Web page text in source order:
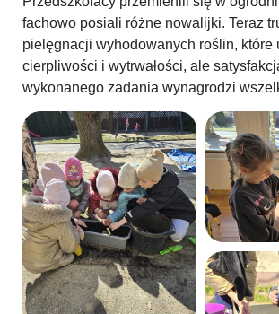
fachowo posiali różne nowalijki. Teraz
pielęgnacji wyhodowanych roślin, które
cierpliwości i wytrwałości, ale
wykonanego zadania wynagrodzi